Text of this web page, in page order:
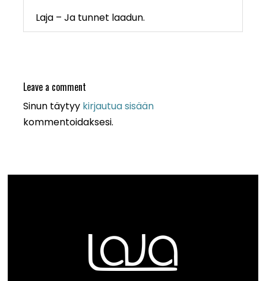
Laja – Ja tunnet laadun.
Leave a comment
Sinun täytyy kirjautua sisään
kommentoidaksesi.